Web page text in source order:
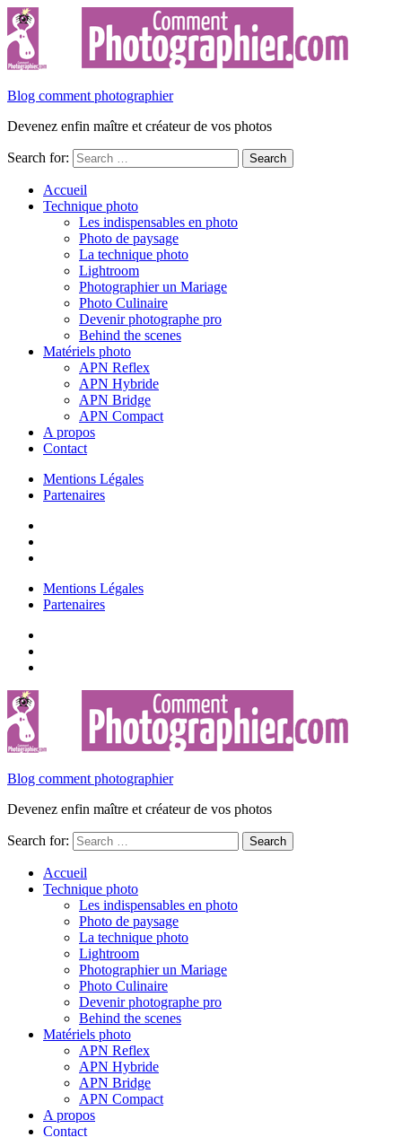
Blog comment photographier
Devenez enfin maître et créateur de vos photos
Search for:
Accueil
Technique photo
Les indispensables en photo
Photo de paysage
La technique photo
Lightroom
Photographier un Mariage
Photo Culinaire
Devenir photographe pro
Behind the scenes
Matériels photo
APN Reflex
APN Hybride
APN Bridge
APN Compact
A propos
Contact
Mentions Légales
Partenaires
Mentions Légales
Partenaires
Blog comment photographier
Devenez enfin maître et créateur de vos photos
Search for:
Accueil
Technique photo
Les indispensables en photo
Photo de paysage
La technique photo
Lightroom
Photographier un Mariage
Photo Culinaire
Devenir photographe pro
Behind the scenes
Matériels photo
APN Reflex
APN Hybride
APN Bridge
APN Compact
A propos
Contact